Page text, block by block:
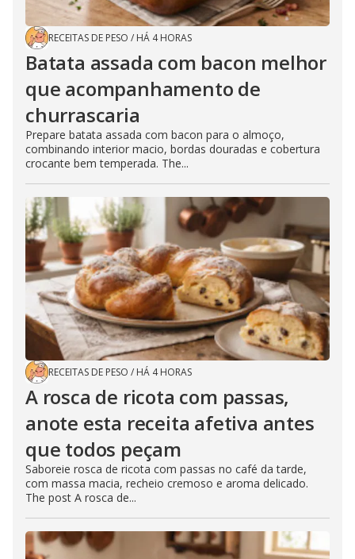
RECEITAS DE PESO / HÁ 4 HORAS
Batata assada com bacon melhor
que acompanhamento de
churrascaria
Prepare batata assada com bacon para o almoço,
combinando interior macio, bordas douradas e cobertura
crocante bem temperada. The...
RECEITAS DE PESO / HÁ 4 HORAS
A rosca de ricota com passas,
anote esta receita afetiva antes
que todos peçam
Saboreie rosca de ricota com passas no café da tarde,
com massa macia, recheio cremoso e aroma delicado.
The post A rosca de...